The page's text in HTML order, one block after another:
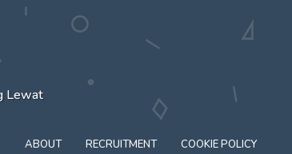
Lewat
ABOUT RECRUITMENT COOKIE POLICY